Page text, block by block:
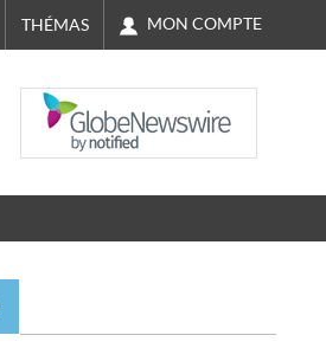
THÉMAS MON COMPTE
NASDAQ